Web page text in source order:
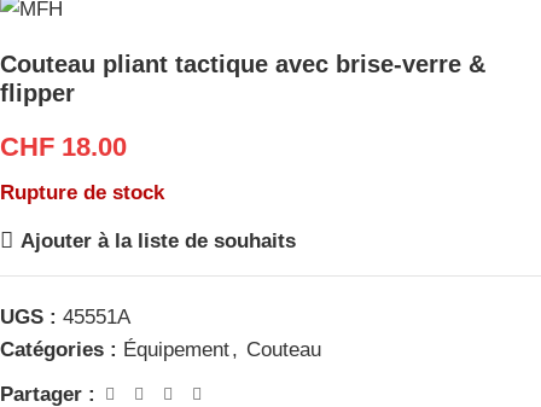
Couteau pliant tactique avec brise-verre &
flipper
CHF 18.00
Rupture de stock
Ajouter à la liste de souhaits
UGS : 45551A
Catégories : Équipement, Couteau
Partager :